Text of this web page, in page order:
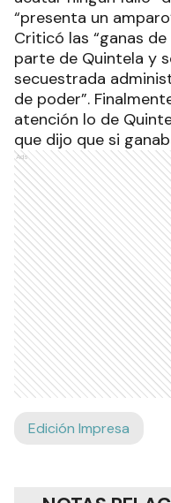
“presenta un
Criticó las “ganas
parte de Quintela y
secuestrada
de poder”.
atención lo de
que dijo que si
Ads
Edición Impresa